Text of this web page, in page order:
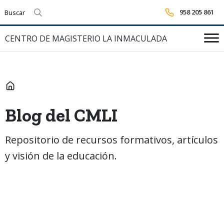
Realizar búsqueda 958 205 861
CENTRO DE MAGISTERIO LA INMACULADA
INICIO
Blog del CMLI
Repositorio de recursos formativos, artículos
y visión de la educación.